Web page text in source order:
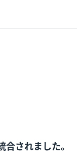
されました。